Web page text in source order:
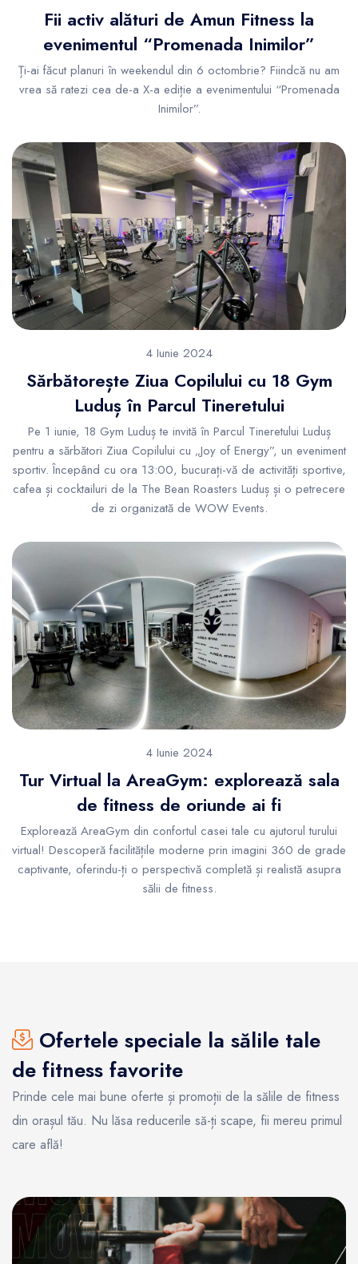
Fii activ alături de Amun Fitness la
evenimentul “Promenada Inimilor”
Ți-ai făcut planuri în weekendul din 6 octombrie? Fiindcă nu am
vrea să ratezi cea de-a X-a ediție a evenimentului “Promenada
Inimilor”.
4 Iunie 2024
Sărbătorește Ziua Copilului cu 18 Gym
Luduș în Parcul Tineretului
Pe 1 iunie, 18 Gym Luduș te invită în Parcul Tineretului Luduș
pentru a sărbători Ziua Copilului cu „Joy of Energy”, un eveniment
sportiv. Începând cu ora 13:00, bucurați-vă de activități sportive,
cafea și cocktailuri de la The Bean Roasters Luduș și o petrecere
de zi organizată de WOW Events.
4 Iunie 2024
Tur Virtual la AreaGym: explorează sala
de fitness de oriunde ai fi
Explorează AreaGym din confortul casei tale cu ajutorul turului
virtual! Descoperă facilitățile moderne prin imagini 360 de grade
captivante, oferindu-ți o perspectivă completă și realistă asupra
sălii de fitness.
Ofertele speciale la sălile tale
de fitness favorite
Prinde cele mai bune oferte și promoții de la sălile de fitness
din orașul tău. Nu lăsa reducerile să-ți scape, fii mereu primul
care află!